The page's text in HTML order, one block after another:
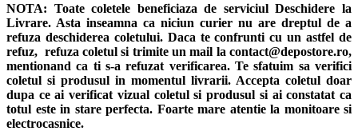
NOTA: Toate coletele beneficiaza de serviciul Deschidere la
Livrare. Asta inseamna ca niciun curier nu are dreptul de a
refuza deschiderea coletului. Daca te confrunti cu un astfel de
refuz, refuza coletul si trimite un mail la contact@depostore.ro,
mentionand ca ti s-a refuzat verificarea. Te sfatuim sa verifici
coletul si produsul in momentul livrarii. Accepta coletul doar
dupa ce ai verificat vizual coletul si produsul si ai constatat ca
totul este in stare perfecta. Foarte mare atentie la monitoare si
electrocasnice.